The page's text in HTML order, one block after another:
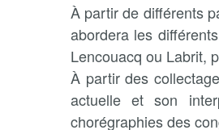
À partir de différents
abordera les
Lencouacq ou Labrit,
À partir des
actuelle et son
chorégraphies des